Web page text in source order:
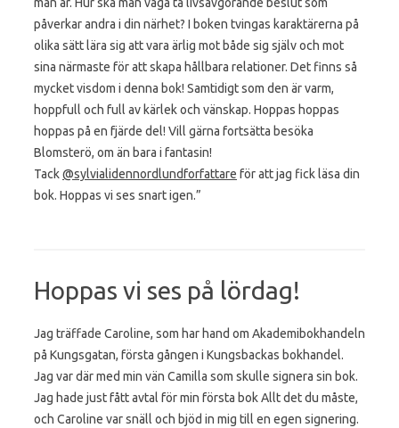
påverkar andra i din närhet? I boken tvingas karaktärerna på
olika sätt lära sig att vara ärlig mot både sig själv och mot
sina närmaste för att skapa hållbara relationer. Det finns så
mycket visdom i denna bok! Samtidigt som den är varm,
hoppfull och full av kärlek och vänskap. Hoppas hoppas
hoppas på en fjärde del! Vill gärna fortsätta besöka
Blomsterö, om än bara i fantasin!
Tack@sylvialidennordlundforfattare för att jag fick läsa din
bok. Hoppas vi ses snart igen.”
Hoppas vi ses på lördag!
Jag träffade Caroline, som har hand om Akademibokhandeln
på Kungsgatan, första gången i Kungsbackas bokhandel.
Jag var där med min vän Camilla som skulle signera sin bok.
Jag hade just fått avtal för min första bok Allt det du måste,
och Caroline var snäll och bjöd in mig till en egen signering.